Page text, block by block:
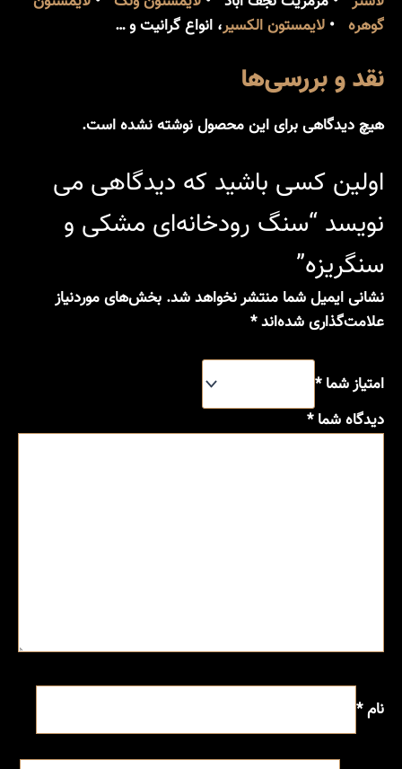
گوهره • لایمستون الکسیر، انواع گرانیت و …
نقد و بررسی‌ها
هیچ دیدگاهی برای این محصول نوشته نشده است.
اولین کسی باشید که دیدگاهی می
نویسد “سنگ رودخانه‌ای مشکی و
سنگریزه”
نشانی ایمیل شما منتشر نخواهد شد. بخش‌های موردنیاز
علامت‌گذاری شده‌اند*
امتیاز شما*
دیدگاه شما*
نام*